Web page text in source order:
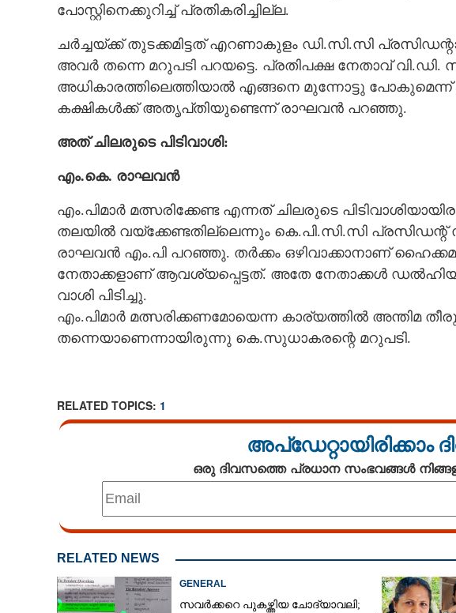
പോസ്റ്റിനെക്കുറിച്ച് പ്രതികരിച്ചില്ല.
ചർച്ചയ്‌ക്ക് തുടക്കമിട്ടത് എറണാകുളം ഡി.സി.സി
അവർ തന്നെ മറുപടി പറയട്ടെ. പ്രതിപക്ഷ നേതാവ്
അധികാരത്തിലെത്തിയാൽ എങ്ങനെ മുന്നോട്ടു
കക്ഷികൾക്ക് അതൃപ്‌തിയുണ്ടെന്ന് രാഘവൻ പറഞ്ഞു.
അത് ചിലരുടെ പിടിവാശി:
എം.കെ. രാഘവൻ
എം.പിമാർ മത്സരിക്കേണ്ട എന്നത് ചിലരുടെ
തലയിൽ വയ്‌ക്കേണ്ടതില്ലെന്നും കെ.പി.സി.സി
രാഘവൻ എം.പി പറഞ്ഞു. തർക്കം ഒഴിവാക്കാനാണ്
നേതാക്കളാണ് ആവശ്യപ്പെട്ടത്. അതേ നേതാക്കൾ
വാശി പിടിച്ചു.
എം.പിമാർ മത്സരിക്കണമോയെന്ന കാര്യത്തിൽ അന്തിമ
തന്നെയാണെന്നായിരുന്നു കെ.സുധാകരന്റെ മറുപടി.
RELATED TOPICS: 1
അപ്ഡേറ്റായിരിക്കാം
ഒരു ദിവസത്തെ പ്രധാന സംഭവങ്ങൾ
RELATED NEWS
GENERAL
സവർക്കറെ പുകഴ്ത്തിയ ചോദ്യാവലി;